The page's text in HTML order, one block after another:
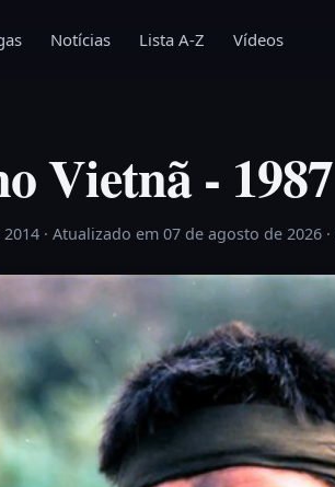
Notícias Lista A-Z Vídeos
Vietnã - 1987
· Atualizado em 07 de agosto de 2026 ·